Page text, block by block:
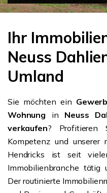
Ihr
Neuss
Umland
Sie möchten ein
Wohnung in Neuss
verkaufen? Profitieren
Kompetenz und unserer
Hendricks ist seit
Immobilienbranche tätig
Der routinierte